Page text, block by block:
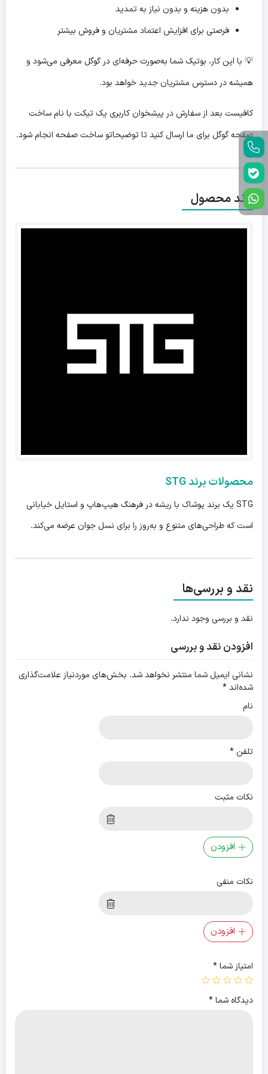
بدون هزینه و بدون نیاز به تمدید
فرصتی برای افزایش اعتماد مشتریان و فروش بیشتر
💡 با این کار، بوتیک شما به‌صورت حرفه‌ای در گوگل معرفی می‌شود و
همیشه در دسترس مشتریان جدید خواهد بود.
کافیست بعد از سفارش در پیشخوان کاربری یک تیکت با نام ساخت
صفحه گوگل برای ما ارسال کنید تا توضیحاتو ساخت صفحه انجام شود.
برند محصول
محصولات برند STG
STG یک برند پوشاک با ریشه در فرهنگ هیپ‌هاپ و استایل خیابانی
است که طراحی‌های متنوع و به‌روز را برای نسل جوان عرضه می‌کند.
نقد و بررسی‌ها
نقد و بررسی وجود ندارد.
افزودن نقد و بررسی
نشانی ایمیل شما منتشر نخواهد شد. بخش‌های موردنیاز علامت‌گذاری
شده‌اند*
نام
تلفن *
نکات مثبت
افزودن
نکات منفی
افزودن
امتیاز شما*
دیدگاه شما*